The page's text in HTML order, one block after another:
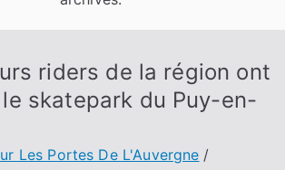
riders de la région ont
skatepark du Puy-en-
Les Portes De L'Auvergne